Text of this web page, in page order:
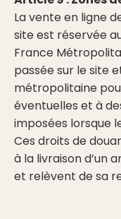
La vente en ligne
site est réservée
France
passée sur le site
métropolitaine
éventuelles et à
imposées lorsque
Ces droits de
à la livraison d’un
et relèvent de sa